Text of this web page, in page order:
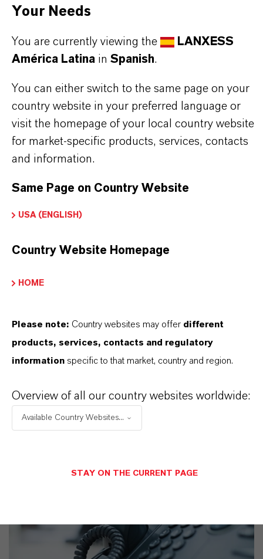
desplegables, aparecerán los enlaces de descarga.
Ficha técnica
SELECCIONA EL IDIOMA
Contacto comercial
Simon Höwedes
+49 221 8885 3325
Your Needs
You are currently viewing the
LANXESS
América Latina in Spanish.
You can either switch to the same page on your
country website in your preferred language or
visit the homepage of your local country website
for market-specific products, services, contacts
and information.
Same Page on Country Website
USA (ENGLISH)
Country Website Homepage
HOME
Please note: Country websites may offer different
products, services, contacts and regulatory
information specific to that market, country and region.
Overview of all our country websites worldwide:
Available Country Websites...
STAY ON THE CURRENT PAGE